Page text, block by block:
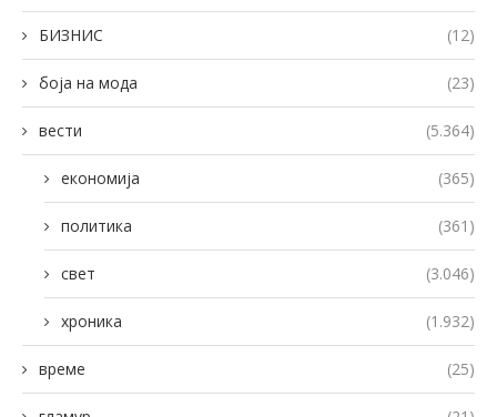
БИЗНИС (12)
боја на мода (23)
вести (5.364)
економија (365)
политика (361)
свет (3.046)
хроника (1.932)
време (25)